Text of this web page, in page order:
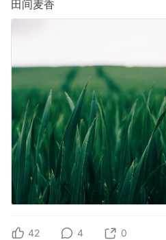
田间麦香
42 4 0